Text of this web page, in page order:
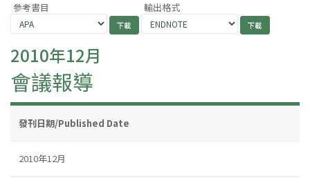
參考書目 輸出格式
2010年12月
會議報導
發刊日期/Published Date
2010年12月